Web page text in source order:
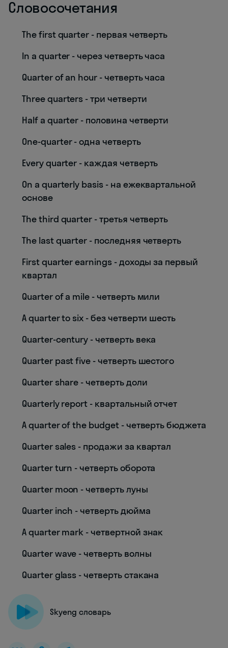
Словосочетания
The first quarter - первая четверть
In a quarter - через четверть часа
Quarter of an hour - четверть часа
Three quarters - три четверти
Half a quarter - половина четверти
One-quarter - одна четверть
Every quarter - каждая четверть
On a quarterly basis - на ежеквартальной
основе
The third quarter - третья четверть
The last quarter - последняя четверть
First quarter earnings - доходы за первый
квартал
Quarter of a mile - четверть мили
A quarter to six - без четверти шесть
Quarter-century - четверть века
Quarter past five - четверть шестого
Quarter share - четверть доли
Quarterly report - квартальный отчет
A quarter of the budget - четверть бюджета
Quarter sales - продажи за квартал
Quarter turn - четверть оборота
Quarter moon - четверть луны
Quarter inch - четверть дюйма
A quarter mark - четвертной знак
Quarter wave - четверть волны
Quarter glass - четверть стакана
Skyeng словарь